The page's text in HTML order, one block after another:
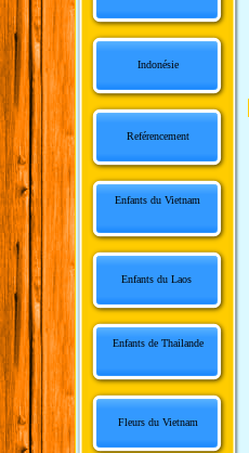
Indonésie
Reférencement
Enfants du Vietnam
Enfants du Laos
Enfants de Thailande
Fleurs du Vietnam